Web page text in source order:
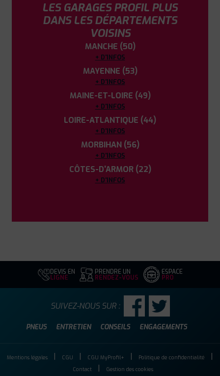
LES GARAGES PROFIL PLUS
DANS LES DÉPARTEMENTS
VOISINS
MANCHE (50)
+ D'INFOS
MAYENNE (53)
+ D'INFOS
MAINE-ET-LOIRE (49)
+ D'INFOS
LOIRE-ATLANTIQUE (44)
+ D'INFOS
MORBIHAN (56)
+ D'INFOS
CÔTES-D'ARMOR (22)
+ D'INFOS
DEVIS EN
LIGNE
PRENDRE UN
RENDEZ-VOUS
ESPACE
PRO
PNEUS ENTRETIEN CONSEILS ENGAGEMENTS
SUIVEZ-NOUS SUR :
Mentions légales CGU CGU MyProfil+
Politique de confidentialité
Contact
Gestion des cookies